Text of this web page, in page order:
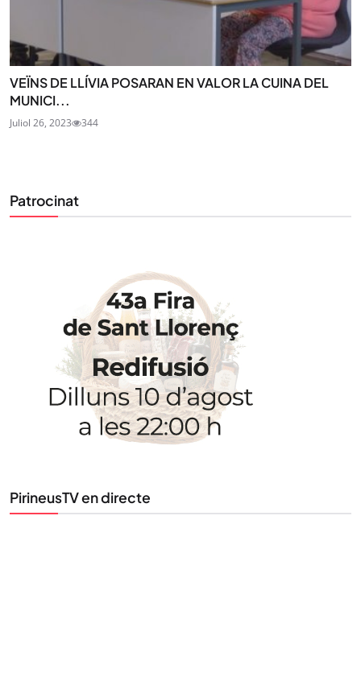
VEÏNS DE LLÍVIA POSARAN EN VALOR LA CUINA DEL
MUNICI...
Juliol 26, 2023 344
Patrocinat
PirineusTV en directe
Tota l’actualitat, seleccionada i enviada directament
SUBSCRIU-TE